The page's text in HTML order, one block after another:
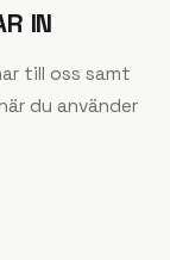
IN
till oss samt
du använder